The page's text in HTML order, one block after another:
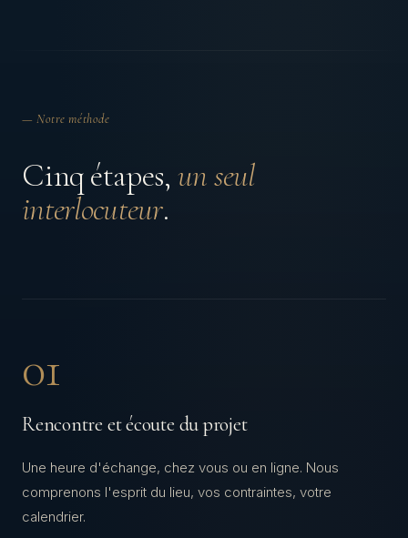
— Notre méthode
Cinq étapes, un seul
interlocuteur.
01
Rencontre et écoute du projet
Une heure d'échange, chez vous ou en ligne. Nous
comprenons l'esprit du lieu, vos contraintes, votre
calendrier.